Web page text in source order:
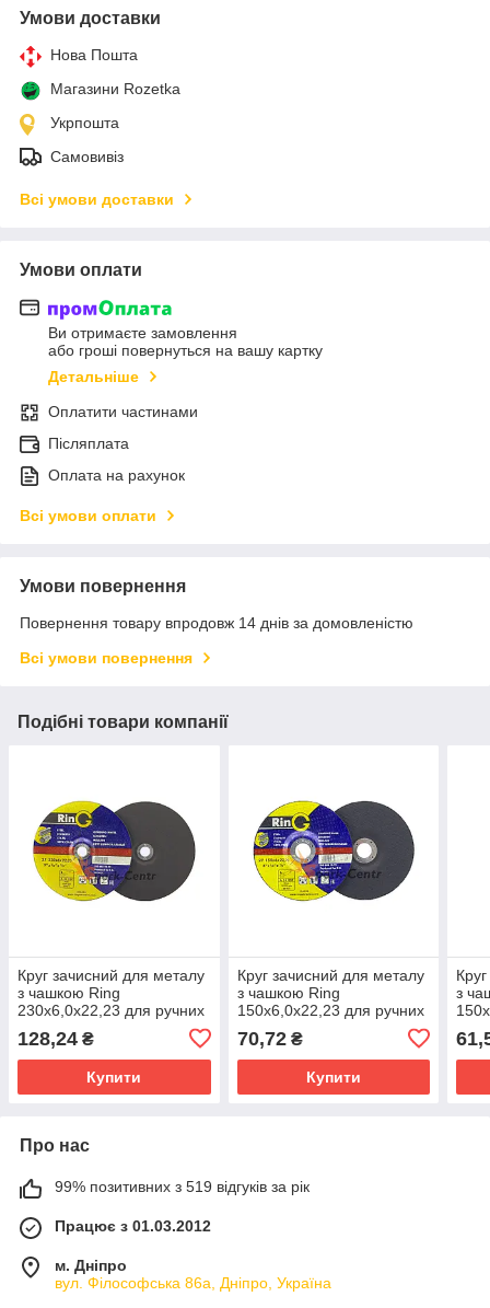
Умови доставки
Нова Пошта
Магазини Rozetka
Укрпошта
Самовивіз
Всі умови доставки
Умови оплати
Ви отримаєте замовлення
або гроші повернуться на вашу картку
Детальніше
Оплатити частинами
Післяплата
Оплата на рахунок
Всі умови оплати
Умови повернення
Повернення товару впродовж 14 днів за домовленістю
Всі умови повернення
Подібні товари компанії
Круг зачисний для металу
з чашкою Ring
230x6,0x22,23 для ручних
128,24 ₴
Купити
Круг зачисний для металу
з чашкою Ring
150x6,0x22,23 для ручних
70,72₴
Купити
з
Про нас
99% позитивних з 519 відгуків за рік
Працює з 01.03.2012
м. Дніпро
вул. Філософська 86а, Дніпро, Україна